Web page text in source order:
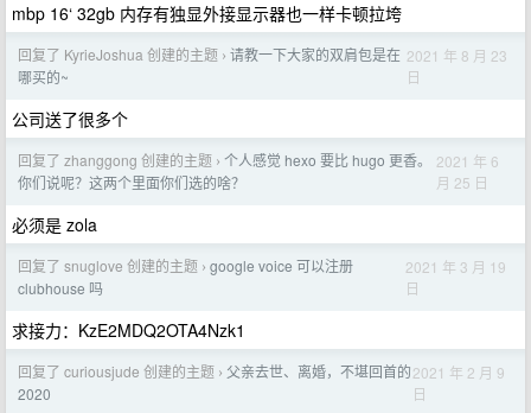
mbp 16‘ 32gb 内存有独显外接显示器也一样卡顿拉垮
回复了 KyrieJoshua 创建的主题 › 请教一下大家的双肩包是在
哪买的~
2021 年 8 月 23
日
公司送了很多个
回复了 zhanggong 创建的主题 › 个人感觉 hexo 要比 hugo 更香。
你们说呢？这两个里面你们选的啥？
2021 年 6
月 25 日
必须是 zola
回复了 snuglove 创建的主题 › google voice 可以注册
clubhouse 吗
2021 年 3 月 19
日
求接力：KzE2MDQ2OTA4Nzk1
回复了 curiousjude 创建的主题 › 父亲去世、离婚，不堪回首的
2020
2021 年 2 月 9
日